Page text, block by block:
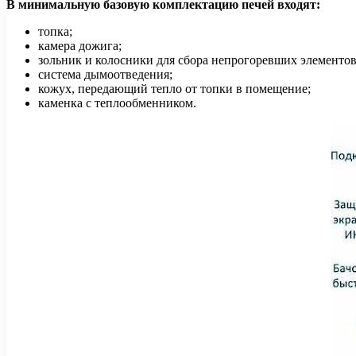
В минимальную базовую комплектацию печей входят:
топка;
камера дожига;
зольник и колосники для сбора непрогоревших
система дымоотведения;
кожух, передающий тепло от топки в помещение;
каменка с теплообменником.